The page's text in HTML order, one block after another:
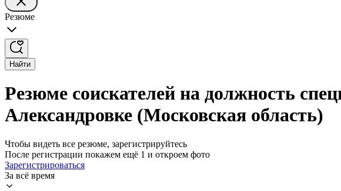
Резюме
Найти
Резюме соискателей на должность
Александровке (Московская область)
Чтобы видеть все резюме, зарегистрируйтесь
После регистрации покажем ещё 1 и откроем фото
Зарегистрироваться
За всё время